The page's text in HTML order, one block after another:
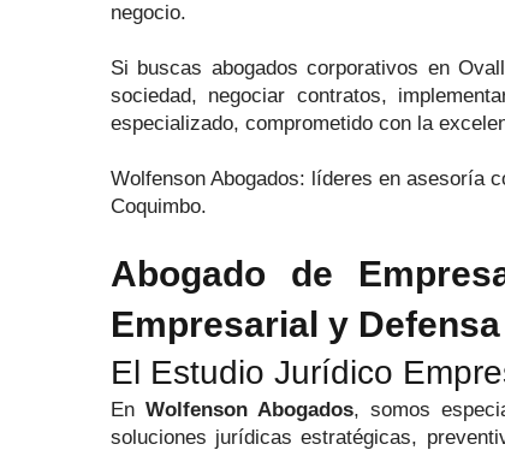
negocio.
Si buscas abogados corporativos en
sociedad, negociar contratos,
especializado, comprometido con la
Wolfenson Abogados: líderes en asesoría
Coquimbo.
Abogado de
Empresarial y
El Estudio Jurídico
En Wolfenson Abogados, somos
soluciones jurídicas estratégicas,